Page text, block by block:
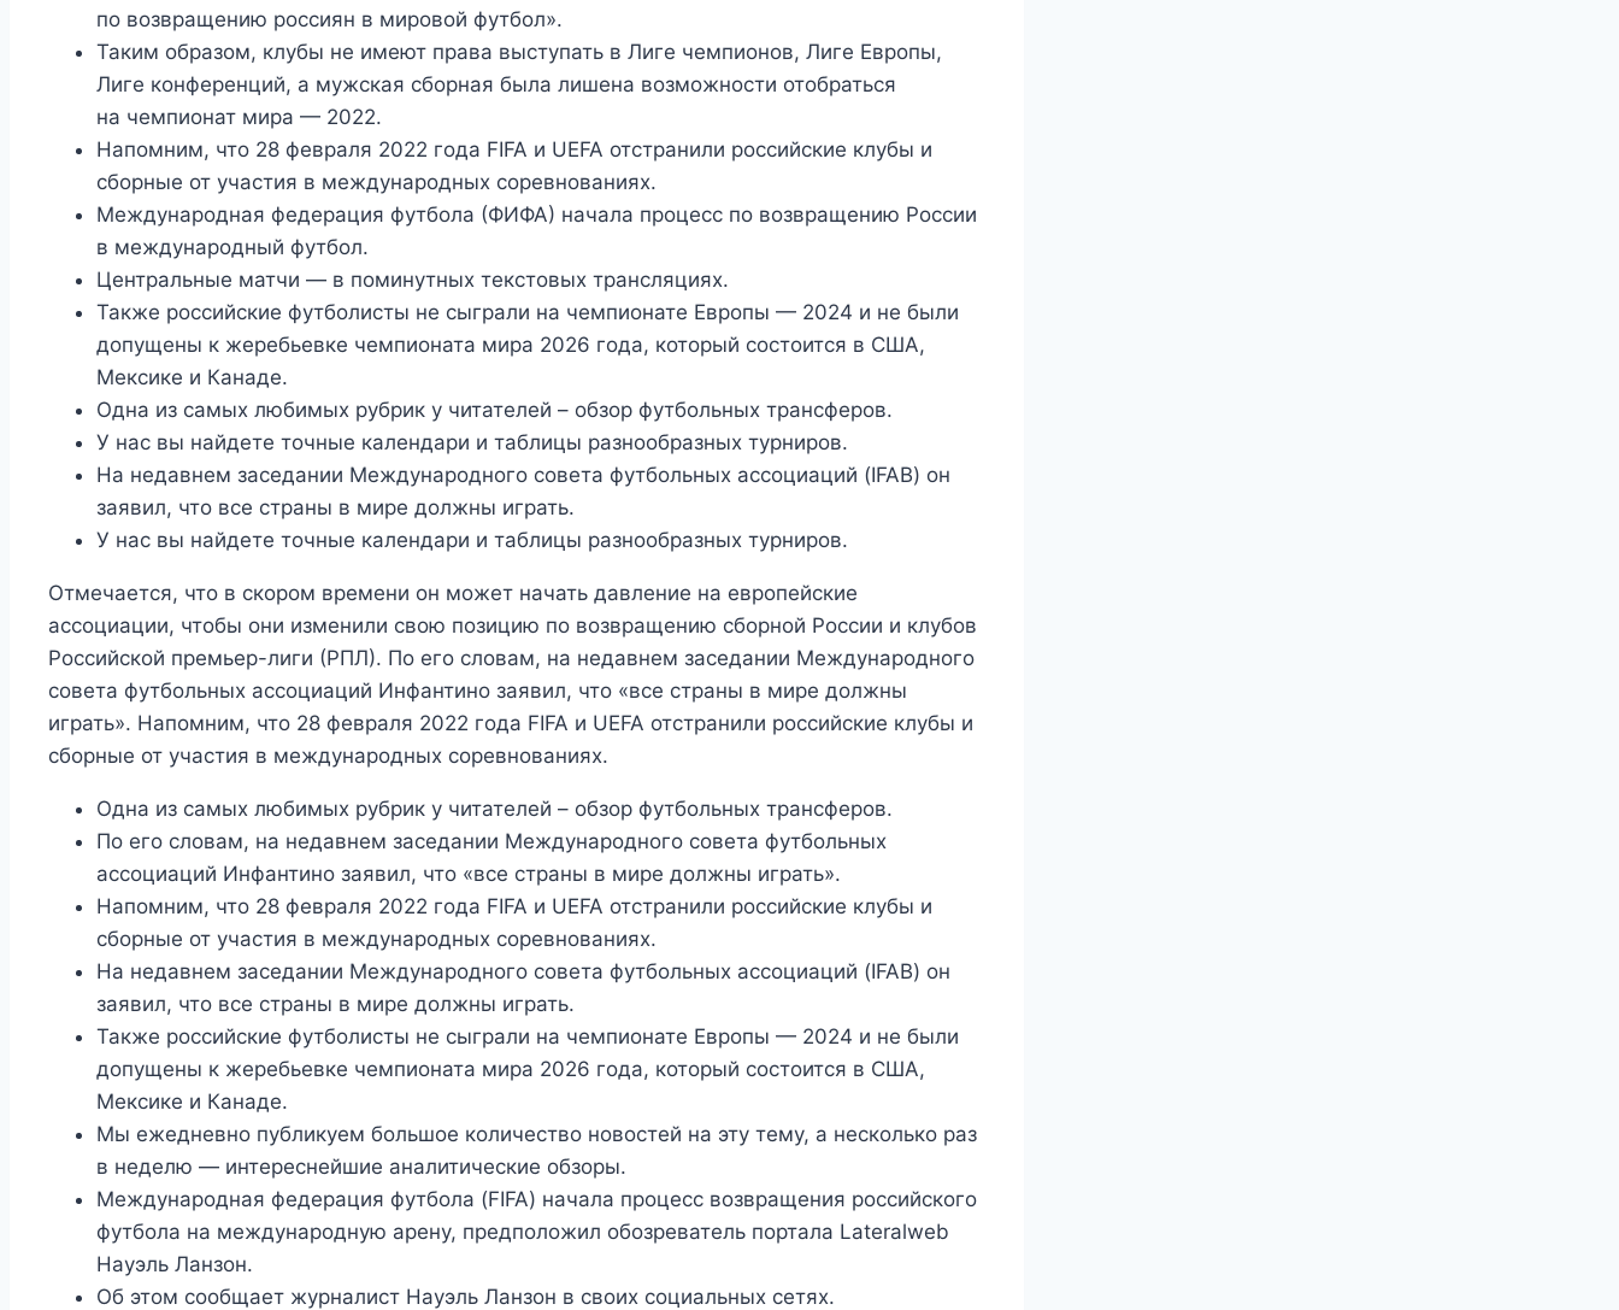
по возвращению россиян в мировой футбол».
Таким образом, клубы не имеют права выступать в Лиге чемпионов, Лиге Европы,
Лиге конференций, а мужская сборная была лишена возможности отобраться
на чемпионат мира — 2022.
Напомним, что 28 февраля 2022 года FIFA и UEFA отстранили российские клубы и
сборные от участия в международных соревнованиях.
Международная федерация футбола (ФИФА) начала процесс по возвращению России
в международный футбол.
Центральные матчи — в поминутных текстовых трансляциях.
Также российские футболисты не сыграли на чемпионате Европы — 2024 и не были
допущены к жеребьевке чемпионата мира 2026 года, который состоится в США,
Мексике и Канаде.
Одна из самых любимых рубрик у читателей – обзор футбольных трансферов.
У нас вы найдете точные календари и таблицы разнообразных турниров.
На недавнем заседании Международного совета футбольных ассоциаций (IFAB) он
заявил, что все страны в мире должны играть.
У нас вы найдете точные календари и таблицы разнообразных турниров.
Отмечается, что в скором времени он может начать давление на европейские
ассоциации, чтобы они изменили свою позицию по возвращению сборной России и клубов
Российской премьер-лиги (РПЛ). По его словам, на недавнем заседании Международного
совета футбольных ассоциаций Инфантино заявил, что «все страны в мире должны
играть». Напомним, что 28 февраля 2022 года FIFA и UEFA отстранили российские клубы и
сборные от участия в международных соревнованиях.
Одна из самых любимых рубрик у читателей – обзор футбольных трансферов.
По его словам, на недавнем заседании Международного совета футбольных
ассоциаций Инфантино заявил, что «все страны в мире должны играть».
Напомним, что 28 февраля 2022 года FIFA и UEFA отстранили российские клубы и
сборные от участия в международных соревнованиях.
На недавнем заседании Международного совета футбольных ассоциаций (IFAB) он
заявил, что все страны в мире должны играть.
Также российские футболисты не сыграли на чемпионате Европы — 2024 и не были
допущены к жеребьевке чемпионата мира 2026 года, который состоится в США,
Мексике и Канаде.
Мы ежедневно публикуем большое количество новостей на эту тему, а несколько раз
в неделю — интереснейшие аналитические обзоры.
Международная федерация футбола (FIFA) начала процесс возвращения российского
футбола на международную арену, предположил обозреватель портала Lateralweb
Науэль Ланзон.
Об этом сообщает журналист Науэль Ланзон в своих социальных сетях.